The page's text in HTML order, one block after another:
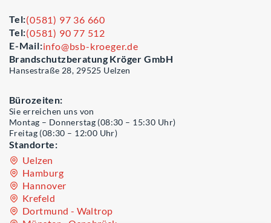
Tel:(0581) 97 36 660
Tel:(0581) 90 77 512
E-Mail:info@bsb-kroeger.de
Brandschutzberatung Kröger GmbH
Hansestraße 28, 29525 Uelzen
Bürozeiten:
Sie erreichen uns von
Montag – Donnerstag (08:30 – 15:30 Uhr)
Freitag (08:30 – 12:00 Uhr)
Standorte:
Uelzen
Hamburg
Hannover
Krefeld
Dortmund - Waltrop